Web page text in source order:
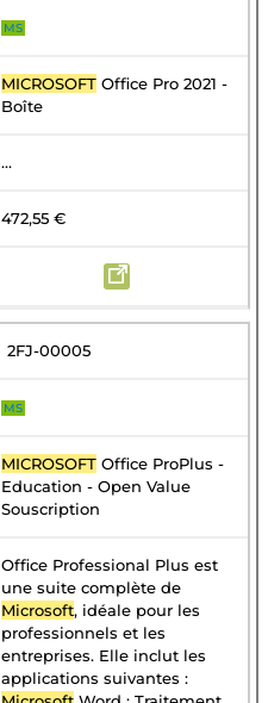
MS
MICROSOFT Office Pro 2021 -
Boîte
...
472,55 €
2FJ-00005
MS
MICROSOFT Office ProPlus -
Education - Open Value
Souscription
Office Professional Plus est
une suite complète de
Microsoft, idéale pour les
professionnels et les
entreprises. Elle inclut les
applications suivantes :